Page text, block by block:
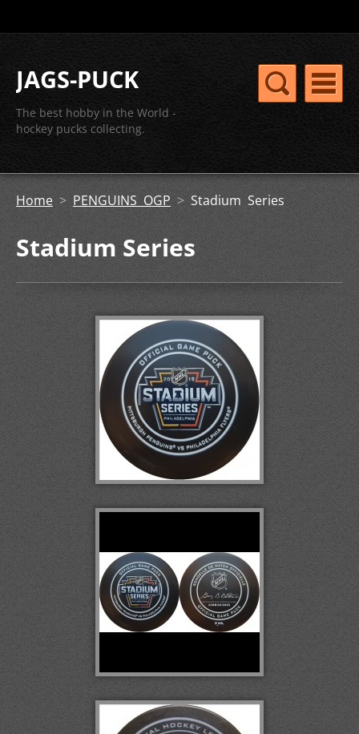
JAGS-PUCK
The best hobby in the World -
hockey pucks collecting.
Home > PENGUINS OGP > Stadium Series
Stadium Series